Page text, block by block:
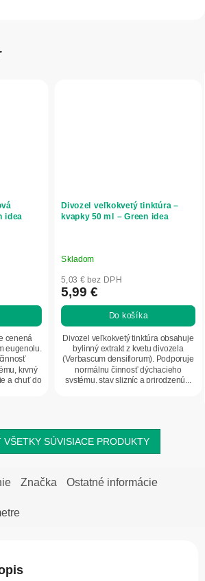
idea
cenená
eugenolu.
krvný
a chuť do
Divozel veľkokvetý tinktúra –
kvapky 50 ml – Green idea
Skladom
5,03 € bez DPH
5,99 €
Do košíka
Divozel veľkokvetý tinktúra obsahuje
bylinný extrakt z kvetu divozela
(Verbascum densiflorum). Podporuje
normálnu činnosť dýchacieho
systému, stav slizníc a prirodzenú...
VŠETKY SÚVISIACE PRODUKTY
Značka Ostatné informácie